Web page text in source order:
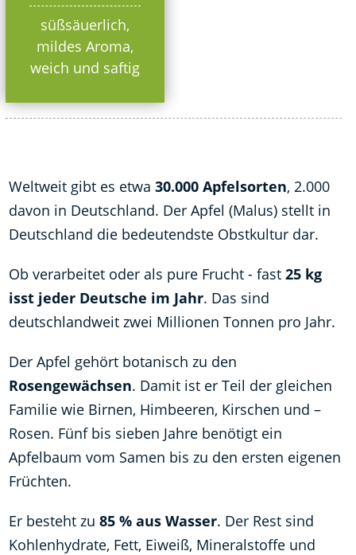
süßsäuerlich,
mildes Aroma,
weich und saftig
Weltweit gibt es etwa 30.000 Apfelsorten, 2.000
davon in Deutschland. Der Apfel (Malus) stellt in
Deutschland die bedeutendste Obstkultur dar.
Ob verarbeitet oder als pure Frucht - fast 25 kg
isst jeder Deutsche im Jahr. Das sind
deutschlandweit zwei Millionen Tonnen pro Jahr.
Der Apfel gehört botanisch zu den
Rosengewächsen. Damit ist er Teil der gleichen
Familie wie Birnen, Himbeeren, Kirschen und –
Rosen. Fünf bis sieben Jahre benötigt ein
Apfelbaum vom Samen bis zu den ersten eigenen
Früchten.
Er besteht zu 85 % aus Wasser. Der Rest sind
Kohlenhydrate, Fett, Eiweiß, Mineralstoffe und